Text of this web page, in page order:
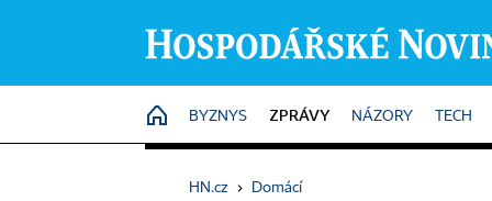
HOME
BYZNYS ZPRÁVY NÁZORY TECH
HN.cz › Domácí